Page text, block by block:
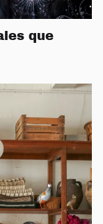
que